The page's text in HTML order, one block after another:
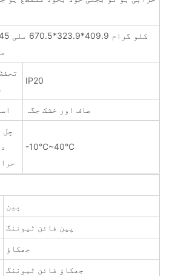
23.45 کلو
IP20
صاف اور خشک جگہ
چل
-10°C~40°C
پین
پین فائن ٹیوننگ
جھکاؤ
جھکاؤ فائن ٹیوننگ